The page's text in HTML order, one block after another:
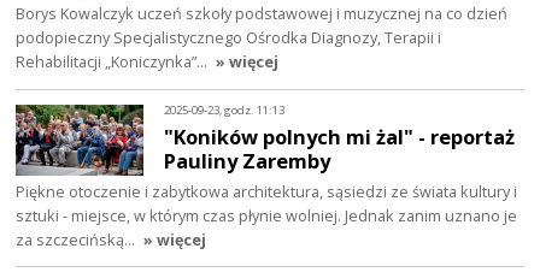
Borys Kowalczyk uczeń szkoły podstawowej i muzycznej na co dzień
podopieczny Specjalistycznego Ośrodka Diagnozy, Terapii i
Rehabilitacji „Koniczynka”… » więcej
2025-09-23, godz. 11:13
"Koników polnych mi żal" - reportaż
Pauliny Zaremby
Piękne otoczenie i zabytkowa architektura, sąsiedzi ze świata kultury i
sztuki - miejsce, w którym czas płynie wolniej. Jednak zanim uznano je
za szczecińską… » więcej